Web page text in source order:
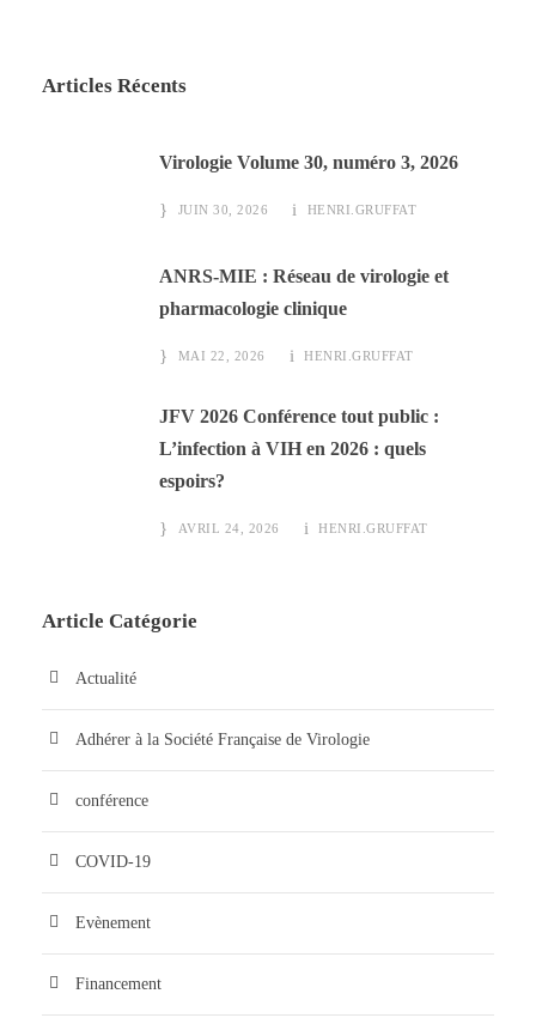
Articles Récents
Virologie Volume 30, numéro 3, 2026
JUIN 30, 2026 HENRI.GRUFFAT
ANRS-MIE : Réseau de virologie et
pharmacologie clinique
MAI 22, 2026 HENRI.GRUFFAT
JFV 2026 Conférence tout public :
L’infection à VIH en 2026 : quels
espoirs?
AVRIL 24, 2026 HENRI.GRUFFAT
Article Catégorie
Actualité
Adhérer à la Société Française de Virologie
conférence
COVID-19
Evènement
Financement